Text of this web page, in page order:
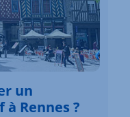
un
Rennes ?